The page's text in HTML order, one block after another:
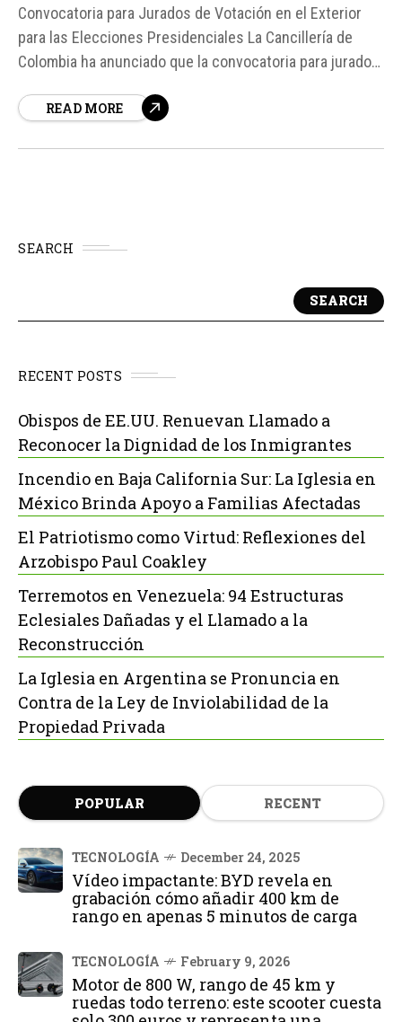
Convocatoria para Jurados de Votación en el Exterior
para las Elecciones Presidenciales La Cancillería de
Colombia ha anunciado que la convocatoria para jurados
presidenciales del 25 al 31 de mayo de 2026 sigue
READ MORE
SEARCH
SEARCH
RECENT POSTS
Obispos de EE.UU. Renuevan Llamado a
Reconocer la Dignidad de los Inmigrantes
Incendio en Baja California Sur: La Iglesia en
México Brinda Apoyo a Familias Afectadas
El Patriotismo como Virtud: Reflexiones del
Arzobispo Paul Coakley
Terremotos en Venezuela: 94 Estructuras
Eclesiales Dañadas y el Llamado a la
Reconstrucción
La Iglesia en Argentina se Pronuncia en
Contra de la Ley de Inviolabilidad de la
Propiedad Privada
POPULAR RECENT
TECNOLOGÍA December 24, 2025
Vídeo impactante: BYD revela en
grabación cómo añadir 400 km de
rango en apenas 5 minutos de carga
TECNOLOGÍA February 9, 2026
Motor de 800 W, rango de 45 km y
ruedas todo terreno: este scooter cuesta